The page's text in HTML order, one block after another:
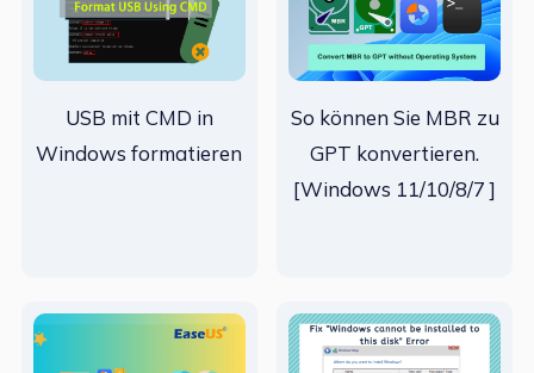
USB mit CMD in
Windows formatieren
So können Sie MBR zu
GPT konvertieren.
[Windows 11/10/8/7 ]